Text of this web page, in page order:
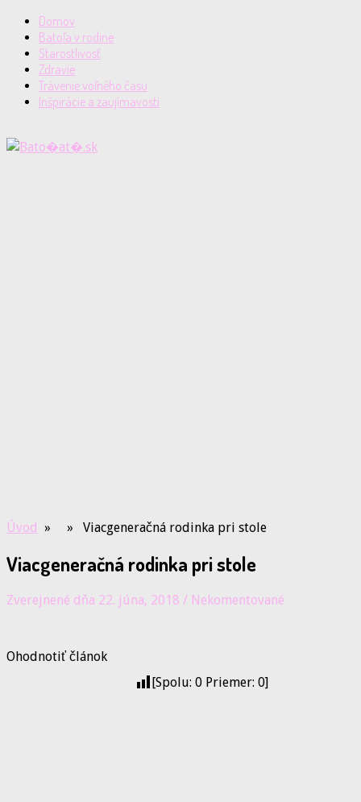
Domov
Batoľa v rodine
Starostlivosť
Zdravie
Trávenie voľného času
Inšpirácie a zaujímavosti
Úvod » » Viacgeneračná rodinka pri stole
Viacgeneračná rodinka pri stole
Zverejnené dňa 22. júna, 2018 / Nekomentované
Ohodnotiť článok
[Spolu: 0 Priemer: 0]